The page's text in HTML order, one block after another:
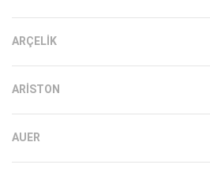
ARÇELIK
ARISTON
AUER